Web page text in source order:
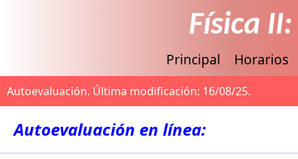
Física
Principal Horarios
Autoevaluación. Última modificación: 16/08/25.
Autoevaluación en línea: